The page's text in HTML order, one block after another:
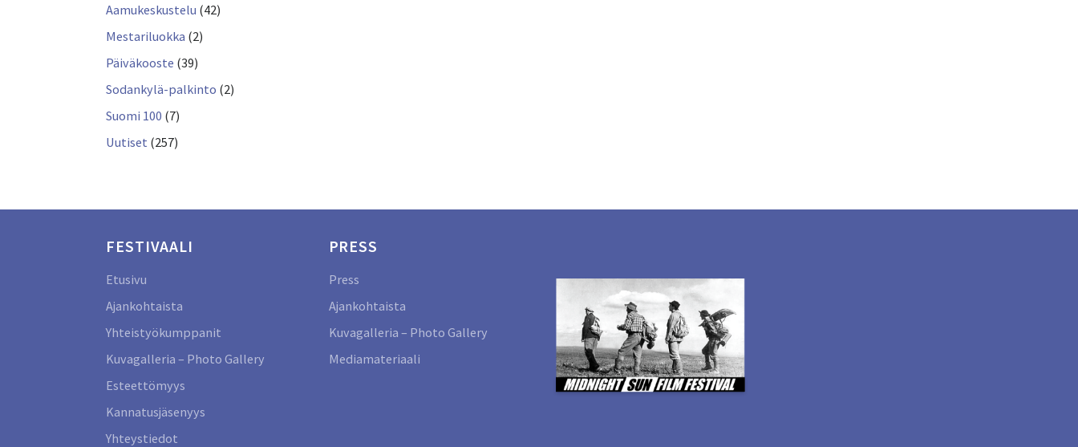
Aamukeskustelu (42)
Mestariluokka (2)
Päiväkooste (39)
Sodankylä-palkinto (2)
Suomi 100 (7)
Uutiset (257)
FESTIVAALI
Etusivu
Ajankohtaista
Yhteistyökumppanit
Kuvagalleria – Photo Gallery
Esteettömyys
Kannatusjäsenyys
Yhteystiedot
PRESS
Press
Ajankohtaista
Kuvagalleria – Photo Gallery
Mediamateriaali